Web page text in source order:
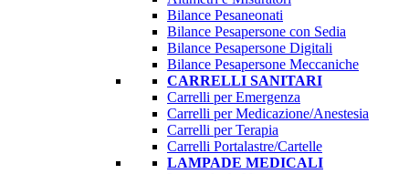
Bilance Pesaneonati
Bilance Pesapersone con Sedia
Bilance Pesapersone Digitali
Bilance Pesapersone Meccaniche
CARRELLI SANITARI
Carrelli per Emergenza
Carrelli per Medicazione/Anestesia
Carrelli per Terapia
Carrelli Portalastre/Cartelle
LAMPADE MEDICALI